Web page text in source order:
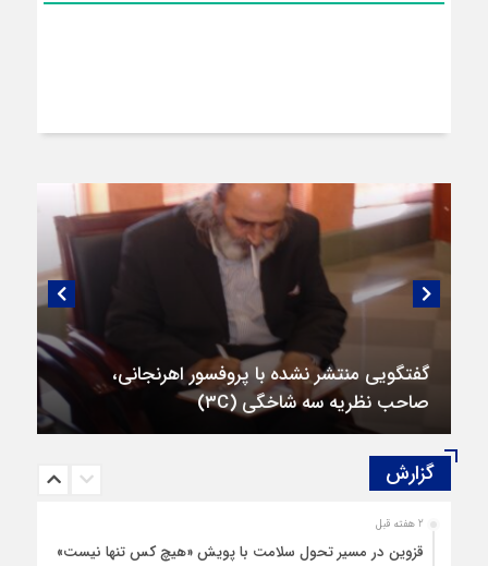
گفتگویی منتشر نشده با پروفسور اهرنجانی،
صاحب نظریه سه‌ شاخگی (۳C)
گزارش‌
2 هفته قبل
قزوین در مسیر تحول سلامت با پویش «هیچ‌ کس تنها نیست»